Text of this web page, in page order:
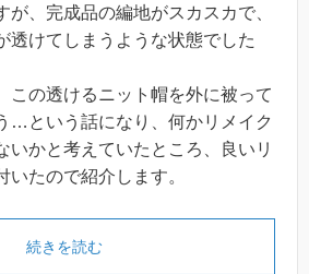
が、完成品の編地がスカスカで、
透けてしまうような状態でした
この透けるニット帽を外に被って
…という話になり、何かリメイク
いかと考えていたところ、良いリ
いたので紹介します。
続きを読む